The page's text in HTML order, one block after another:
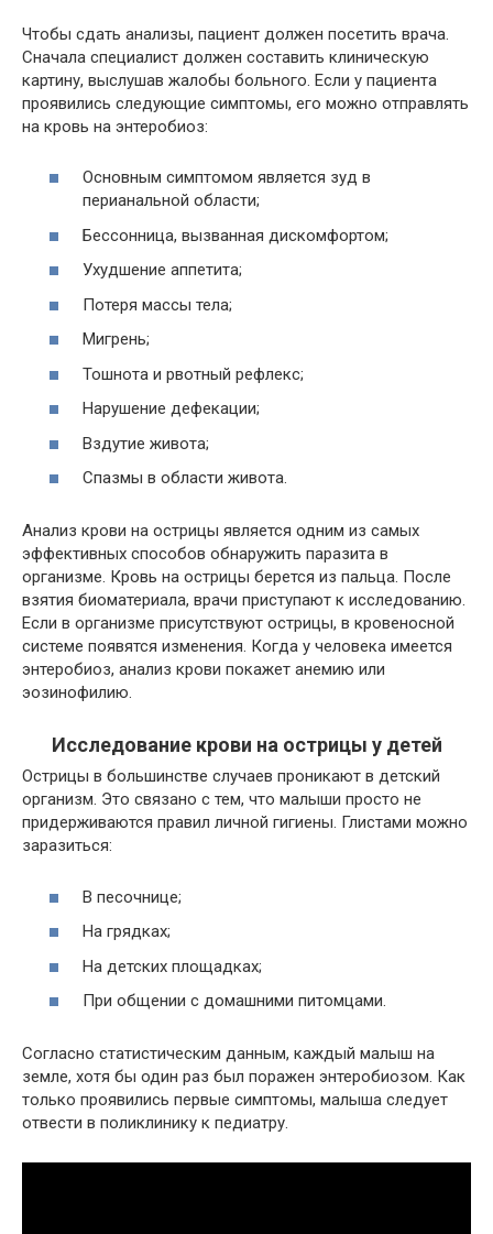
Чтобы сдать анализы, пациент должен посетить врача.
Сначала специалист должен составить клиническую
картину, выслушав жалобы больного. Если у пациента
проявились следующие симптомы, его можно отправлять
на кровь на энтеробиоз:
Основным симптомом является зуд в
перианальной области;
Бессонница, вызванная дискомфортом;
Ухудшение аппетита;
Потеря массы тела;
Мигрень;
Тошнота и рвотный рефлекс;
Нарушение дефекации;
Вздутие живота;
Спазмы в области живота.
Анализ крови на острицы является одним из самых
эффективных способов обнаружить паразита в
организме. Кровь на острицы берется из пальца. После
взятия биоматериала, врачи приступают к исследованию.
Если в организме присутствуют острицы, в кровеносной
системе появятся изменения. Когда у человека имеется
энтеробиоз, анализ крови покажет анемию или
эозинофилию.
Исследование крови на острицы у детей
Острицы в большинстве случаев проникают в детский
организм. Это связано с тем, что малыши просто не
придерживаются правил личной гигиены. Глистами можно
заразиться:
В песочнице;
На грядках;
На детских площадках;
При общении с домашними питомцами.
Согласно статистическим данным, каждый малыш на
земле, хотя бы один раз был поражен энтеробиозом. Как
только проявились первые симптомы, малыша следует
отвести в поликлинику к педиатру.